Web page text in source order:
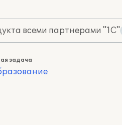
всеми партнерами "1С"
задача